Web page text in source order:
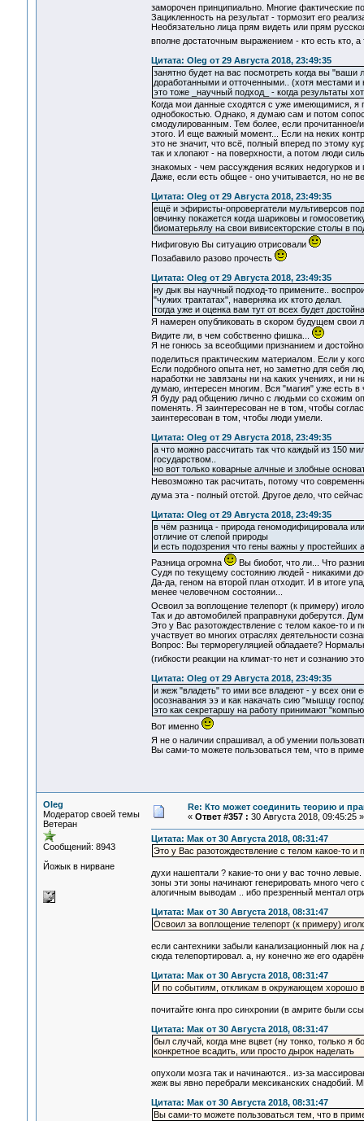
заморочен принципиально. Многие фактические
Зацикленность на результат - тормозит его
Необязательно лица прям видеть или прям
вполне достаточным выражением - кто есть кто,
Цитата: Oleg от 29 Августа 2018, 23:49:35
занятно будет на вас посмотреть когда вы
доработанными и отточенными.. (хотя местами и
это тоже _научный подход_ - когда результаты
Когда мои данные сходятся с уже имеющимися, я
однобокостью. Однако, я думаю сам и потом
смодулированным. Тем более, если прочитанное/
этого. И еще важный момент... Если на неких
это не значит, что всё, полный вперед по этому
так и хлопают - на поверхности, а потом люди
знакомых - чем рассуждения всяких недогурков
Даже, если есть общее - оно учитывается, но не
Цитата: Oleg от 29 Августа 2018, 23:49:35
ещё и эфиристы-опровергатели мультиверсов
овчинку покажется когда шариковы и
биоматерьялу на свои вивисекторские столы в
Нифиговую Вы ситуацию отрисовали
Позабавило разово прочесть
Цитата: Oleg от 29 Августа 2018, 23:49:35
ну дык вы научный подход-то примените..
"чужих трактатах", наверняка их ктото делал.
тогда уже и оценка вам тут от всех будет
Я намерен опубликовать в скором будущем свои
Видите ли, в чем собственно фишка...
Я не гонюсь за всеобщими признанием и
поделиться практическим материалом. Если у
Если подобного опыта нет, но заметно для себя
наработки не завязаны ни на каких учениях, и ни
думаю, интересен многим. Вся "магия" уже есть в
Я буду рад общению лично с людьми со схожим
поменять. Я заинтересован не в том, чтобы
заинтересован в том, чтобы люди умели.
Цитата: Oleg от 29 Августа 2018, 23:49:35
а что можно рассчитать так что каждый из 150
государством..
но вот только коварные алчные и злобные
Невозможно так расчитать, потому что
дума эта - полный отстой. Другое дело, что
Цитата: Oleg от 29 Августа 2018, 23:49:35
в чём разница - природа геномодифицировала
отличие от слепой природы
и есть подозрения что гены важны у простейших
Разница огромна
Вы биобот, что ли... Что
Судя по текущему состоянию людей - никакими
Да-да, геном на второй план отходит. И в итоге
менее человечном состоянии...
Освоил за воплощение телепорт (к примеру)
Так и до автомобилей праправнуки доберутся.
Это у Вас разотождествление с телом какое-то и
участвует во многих отраслях деятельности
Вопрос: Вы терморегуляцией обладаете?
(гибкости реакции на климат-то нет и сознанию
Цитата: Oleg от 29 Августа 2018, 23:49:35
и жеж "владеть" то ими все владеют - у всех они
осознавания ээ и как накачать сию "мышцу
это как секретаршу на работу принимают
Вот именно
Я не о наличии спрашивал, а об умении
Вы сами-то можете пользоваться тем, что в
Oleg
Модератор своей темы
Ветеран
Сообщений: 8943
Йожык в нирване
Re: Кто может соединить теорию и
« Ответ #357 : 30 Августа 2018, 09:45:25 »
Цитата: Мак от 30 Августа 2018, 08:31:47
Это у Вас разотождествление с телом какое-то
духи нашептали ? какие-то они у вас точно левые.
зоны эти зоны начинают генерировать много
алогичным выводам .. ибо презренный ментал
Цитата: Мак от 30 Августа 2018, 08:31:47
Освоил за воплощение телепорт (к примеру)
если сантехники забыли канализационный люк на
сюда телепортировал. а, ну конечно же его
Цитата: Мак от 30 Августа 2018, 08:31:47
И по событиям, откликам в окружающем хорошо
почитайте юнга про синхронии (в амрите были
Цитата: Мак от 30 Августа 2018, 08:31:47
был случай, когда мне вцвет (ну тонко, только я
конкретное всадить, или просто дырок наделать
опухоли мозга так и начинаются.. из-за
жеж вы явно перебрали мексиканских снадобий.
Цитата: Мак от 30 Августа 2018, 08:31:47
Вы сами-то можете пользоваться тем, что в